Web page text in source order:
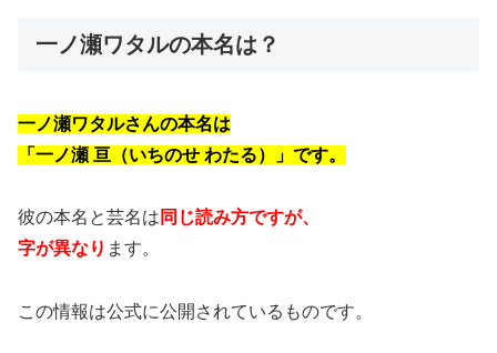
一ノ瀬ワタルの本名は？
一ノ瀬ワタルさんの本名は
「一ノ瀬 亘（いちのせ わたる）」です。
彼の本名と芸名は 同じ読み方ですが、
字が異なり ます。
この情報は公式に公開されているものです。